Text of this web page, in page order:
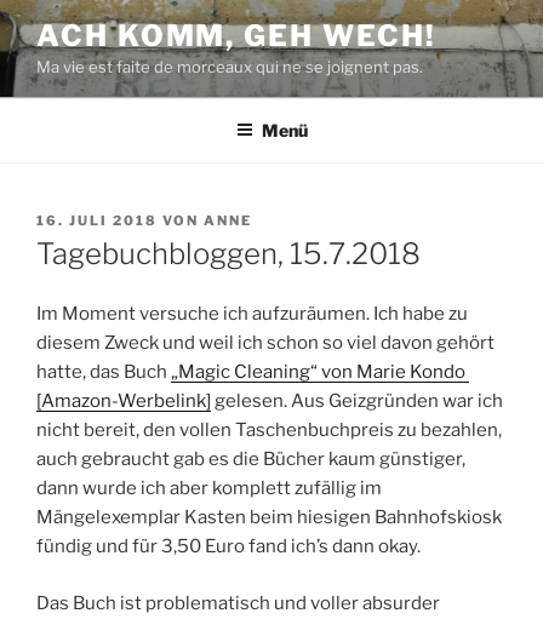
Zum
Inhalt
springen
ACH KOMM, GEH WECH!
Ma vie est faite de morceaux qui ne se joignent pas.
Menü
VERÖFFENTLICHT
AM
16. JULI 2018 VON ANNE
Tagebuchbloggen, 15.7.2018
Im Moment versuche ich aufzuräumen. Ich habe zu
diesem Zweck und weil ich schon so viel davon gehört
hatte, das Buch „Magic Cleaning“ von Marie Kondo
[Amazon-Werbelink] gelesen. Aus Geizgründen war ich
nicht bereit, den vollen Taschenbuchpreis zu bezahlen,
auch gebraucht gab es die Bücher kaum günstiger,
dann wurde ich aber komplett zufällig im
Mängelexemplar Kasten beim hiesigen Bahnhofskiosk
fündig und für 3,50 Euro fand ich’s dann okay.
Das Buch ist problematisch und voller absurder